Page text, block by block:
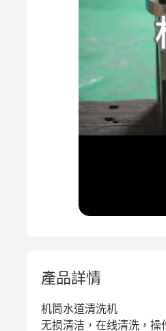
產品詳情
机筒水道清洗机
无损清洁，在线清洗，操